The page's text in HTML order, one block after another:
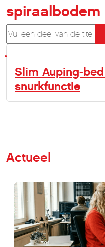
spiraalbodem
Vul een deel van de titel in
Slim Auping-
snurkfunctie
Actueel